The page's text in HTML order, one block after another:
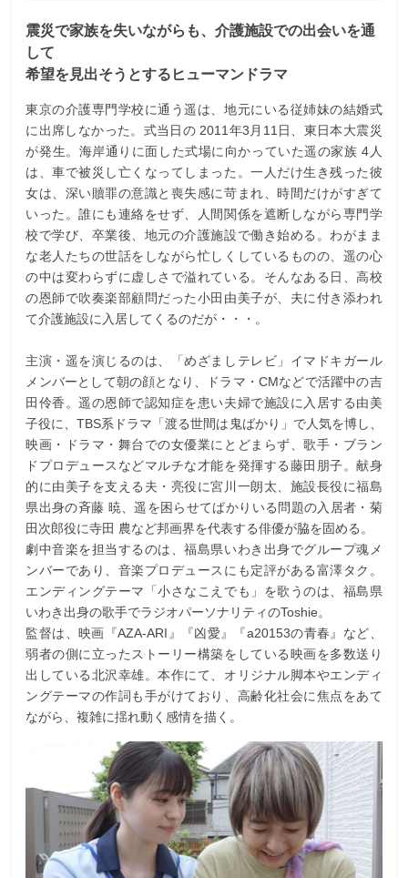
震災で家族を失いながらも、介護施設での出会いを通
して
希望を見出そうとするヒューマンドラマ
東京の介護専門学校に通う遥は、地元にいる従姉妹の結婚式
に出席しなかった。式当日の 2011年3月11日、東日本大震災
が発生。海岸通りに面した式場に向かっていた遥の家族 4人
は、車で被災し亡くなってしまった。一人だけ生き残った彼
女は、深い贖罪の意識と喪失感に苛まれ、時間だけがすぎて
いった。誰にも連絡をせず、人間関係を遮断しながら専門学
校で学び、卒業後、地元の介護施設で働き始める。わがまま
な老人たちの世話をしながら忙しくしているものの、遥の心
の中は変わらずに虚しさで溢れている。そんなある日、高校
の恩師で吹奏楽部顧問だった小田由美子が、夫に付き添われ
て介護施設に入居してくるのだが・・・。
主演・遥を演じるのは、「めざましテレビ」イマドキガール
メンバーとして朝の顔となり、ドラマ・CMなどで活躍中の吉
田伶香。遥の恩師で認知症を患い夫婦で施設に入居する由美
子役に、TBS系ドラマ「渡る世間は鬼ばかり」で人気を博し、
映画・ドラマ・舞台での女優業にとどまらず、歌手・ブラン
ドプロデュースなどマルチな才能を発揮する藤田朋子。献身
的に由美子を支える夫・亮役に宮川一朗太、施設長役に福島
県出身の斉藤 暁、遥を困らせてばかりいる問題の入居者・菊
田次郎役に寺田 農など邦画界を代表する俳優が脇を固める。
劇中音楽を担当するのは、福島県いわき出身でグループ魂メ
ンバーであり、音楽プロデュースにも定評がある富澤タク。
エンディングテーマ「小さなこえでも」を歌うのは、福島県
いわき出身の歌手でラジオパーソナリティのToshie。
監督は、映画『AZA-ARI』『凶愛』『a20153の青春』など、
弱者の側に立ったストーリー構築をしている映画を多数送り
出している北沢幸雄。本作にて、オリジナル脚本やエンディ
ングテーマの作詞も手がけており、高齢化社会に焦点をあて
ながら、複雑に揺れ動く感情を描く。